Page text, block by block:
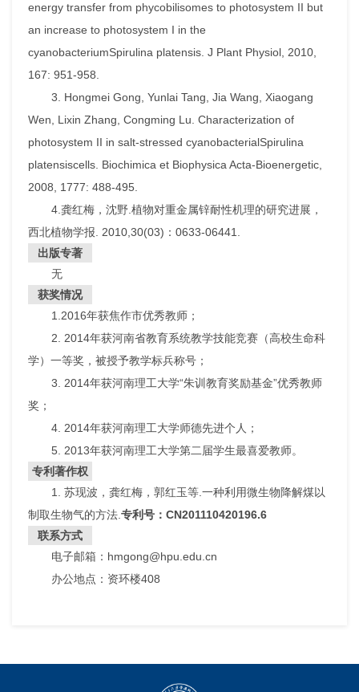
energy transfer from phycobilisomes to photosystem II but
an increase to photosystem I in the
cyanobacteriumSpirulina platensis . J Plant Physiol, 2010,
167: 951-958.
3. Hongmei Gong, Yunlai Tang, Jia Wang, Xiaogang
Wen, Lixin Zhang, Congming Lu. Characterization of
photosystem II in salt-stressed cyanobacterialSpirulina
platensiscells. Biochimica et Biophysica Acta-Bioenergetic,
2008, 1777: 488-495.
4.龚红梅，沈野.植物对重金属锌耐性机理的研究进展，
西北植物学报. 2010,30(03)：0633-06441.
出版专著
无
获奖情况
1.2016年获焦作市优秀教师；
2. 2014年获河南省教育系统教学技能竞赛（高校生命科
学）一等奖，被授予教学标兵称号；
3. 2014年获河南理工大学“朱训教育奖励基金”优秀教师
奖；
4. 2014年获河南理工大学师德先进个人；
5. 2013年获河南理工大学第二届学生最喜爱教师。
专利著作权
1. 苏现波，龚红梅，郭红玉等.一种利用微生物降解煤以
制取生物气的方法. 专利号： CN201110420196.6
联系方式
电子邮箱：hmgong@hpu.edu.cn
办公地点：资环楼408